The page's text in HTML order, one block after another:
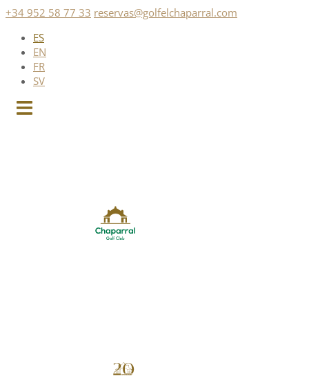
Saltar
contenido
+34 952 58 77 33 reservas@golfelchaparral.com
ES
EN
FR
SV